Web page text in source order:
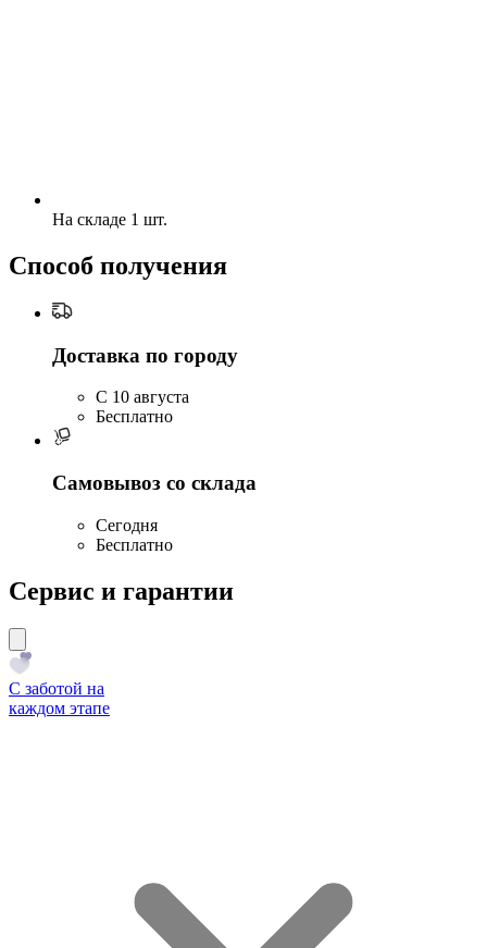
На складе 1 шт.
Способ получения
Доставка по городу
C 10 августа
Бесплатно
Самовывоз со склада
Сегодня
Бесплатно
Сервис и гарантии
С заботой на
каждом этапе